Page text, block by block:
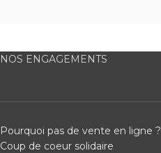
NOS ENGAGEMENTS
Pourquoi pas de vente en ligne ?
Coup de coeur solidaire